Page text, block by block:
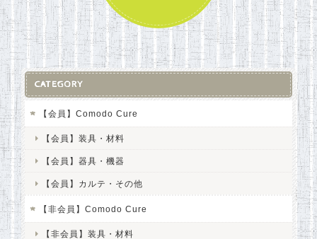
CATEGORY
【会員】Comodo Cure
【会員】装具・材料
【会員】器具・機器
【会員】カルテ・その他
【非会員】Comodo Cure
【非会員】装具・材料